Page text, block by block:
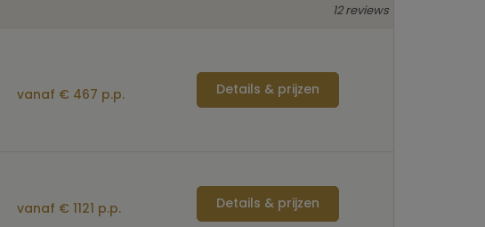
12 reviews
vanaf € 467 p.p. Details & prijzen
vanaf € 1121 p.p. Details & prijzen